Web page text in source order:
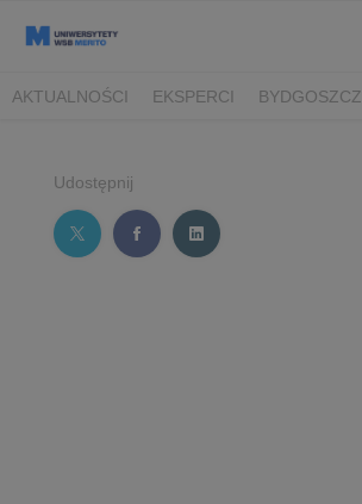
AKTUALNOŚCI EKSPERCI BYDGOSZCZ
Udostępnij